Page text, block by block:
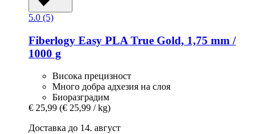
5.0 (5)
Fiberlogy Easy PLA True Gold, 1,75 mm /
1000 g
Висока прецизност
Много добра адхезия на слоя
Биоразградим
€ 25,99 (€ 25,99 / kg)
Доставка до 14. август